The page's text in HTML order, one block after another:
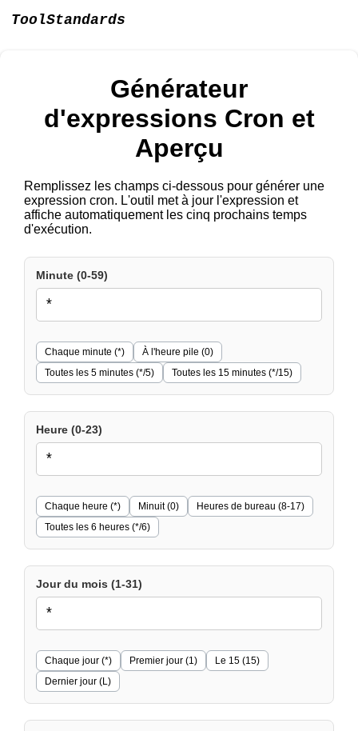
ToolStandards
Générateur
d'expressions Cron et
Aperçu
Remplissez les champs ci-dessous pour générer une
expression cron. L'outil met à jour l'expression et
affiche automatiquement les cinq prochains temps
d'exécution.
Minute (0-59)
Chaque minute (*)
À l'heure pile (0)
Toutes les 5 minutes (*/5)
Toutes les 15 minutes (*/15)
Heure (0-23)
Chaque heure (*) Minuit (0)
Heures de bureau (8-17)
Toutes les 6 heures (*/6)
Jour du mois (1-31)
Chaque jour (*) Premier jour (1)
Le 15 (15)
Dernier jour (L)